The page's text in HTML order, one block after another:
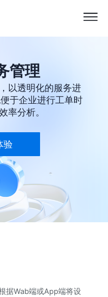
管理
以透明化的服务进
于企业进行工单时
率分析。
验
据Wab端或App端将设